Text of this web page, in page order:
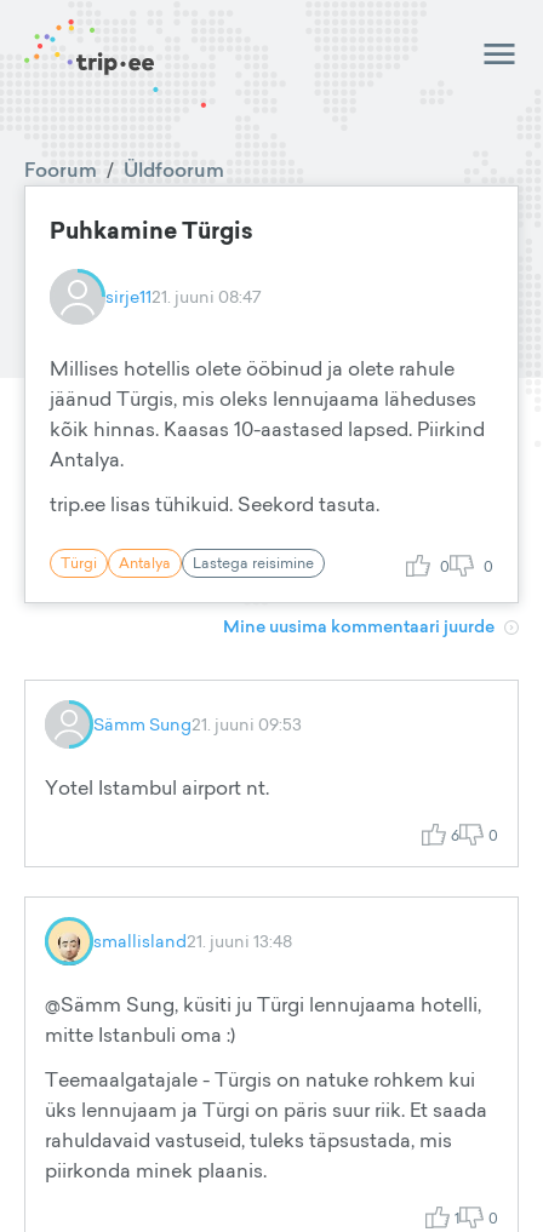
Foorum / Üldfoorum
Puhkamine Türgis
sirje1121. juuni 08:47
Millises hotellis olete ööbinud ja olete rahule
jäänud Türgis, mis oleks lennujaama läheduses
kõik hinnas. Kaasas 10-aastased lapsed. Piirkind
Antalya.
trip.ee lisas tühikuid. Seekord tasuta.
Türgi Antalya Lastega reisimine 0 0
Mine uusima kommentaari juurde
Sämm Sung21. juuni 09:53
Yotel Istambul airport nt.
6 0
smallisland21. juuni 13:48
@Sämm Sung, küsiti ju Türgi lennujaama hotelli,
mitte Istanbuli oma :)
Teemaalgatajale - Türgis on natuke rohkem kui
üks lennujaam ja Türgi on päris suur riik. Et saada
rahuldavaid vastuseid, tuleks täpsustada, mis
piirkonda minek plaanis.
1 0